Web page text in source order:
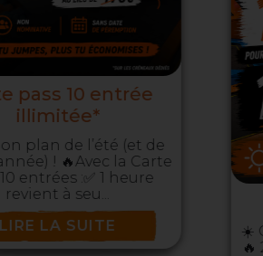
☀️ Cet été, c’est vous qui
🔥 2 formules pour